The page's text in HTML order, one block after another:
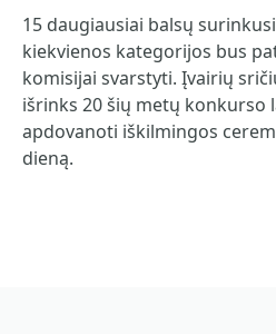
15 daugiausiai balsų
kiekvienos kategorijos bus
komisijai svarstyti. Įvairių
išrinks 20 šių metų konkurso
apdovanoti iškilmingos
dieną.